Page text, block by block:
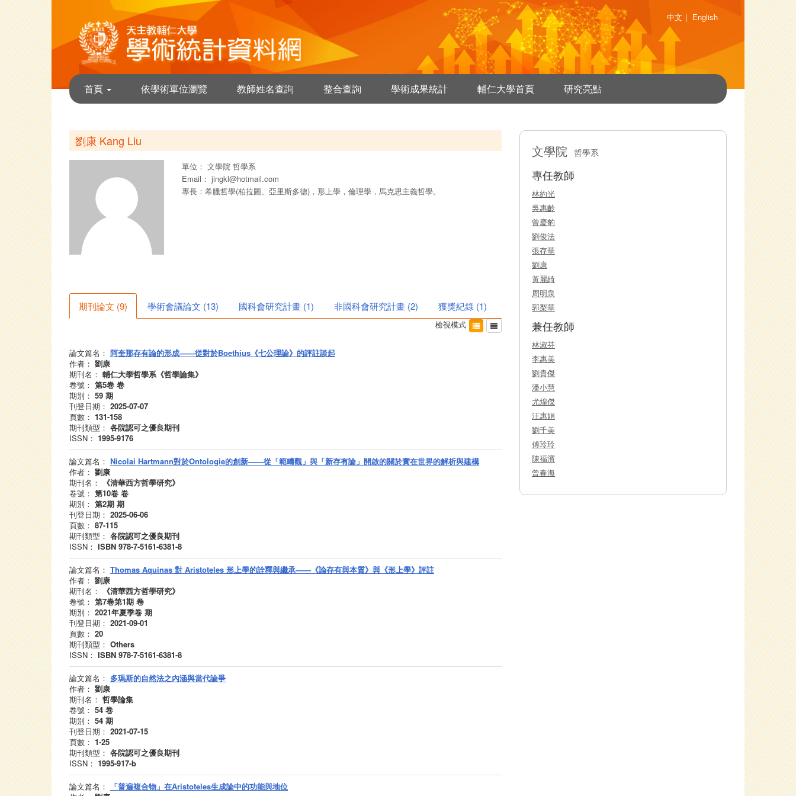
中文 | English
首頁 依學術單位瀏覽 教師姓名查詢 整合查詢 學術成果統計 輔仁大學首頁 研究亮點
劉康 Kang Liu
單位： 文學院 哲學系
Email： jingkl@hotmail.com
專長：希臘哲學(柏拉圖、亞里斯多德)，形上學，倫理學，馬克思主義哲學。
期刊論文 (9) 學術會議論文 (13) 國科會研究計畫 (1) 非國科會研究計畫 (2) 獲獎紀錄 (1)
檢視模式
論文篇名： 阿奎那存有論的形成——從對於Boethius《七公理論》的評註談起
作者： 劉康
期刊名： 輔仁大學哲學系《哲學論集》
卷號： 第5卷 卷
期別： 59 期
刊登日期： 2025-07-07
頁數： 131-158
期刊類型： 各院認可之優良期刊
ISSN： 1995-9176
論文篇名： Nicolai Hartmann對於Ontologie的創新——從「範疇觀」與「新存有論」開啟的關於實在世界的解析與建構
作者： 劉康
期刊名：
《清華西方哲學研究》
卷號： 第10卷 卷
期別： 第2期 期
刊登日期： 2025-06-06
頁數： 87-115
期刊類型： 各院認可之優良期刊
ISSN： ISBN 978-7-5161-6381-8
論文篇名： Thomas Aquinas 對 Aristoteles 形上學的詮釋與繼承——《論存有與本質》與《形上學》評註
作者： 劉康
期刊名：
《清華西方哲學研究》
卷號： 第7卷第1期 卷
期別： 2021年夏季卷 期
刊登日期： 2021-09-01
頁數： 20
期刊類型： Others
ISSN： ISBN 978-7-5161-6381-8
論文篇名： 多瑪斯的自然法之內涵與當代論爭
作者： 劉康
期刊名： 哲學論集
卷號： 54 卷
期別： 54 期
刊登日期： 2021-07-15
頁數： 1-25
期刊類型： 各院認可之優良期刊
ISSN： 1995-917-b
論文篇名：
「普遍複合物」在Aristoteles生成論中的功能與地位
文學院 哲學系
專任教師
林約光
吳惠齡
曾慶豹
劉俊法
張存華
劉康
黃麗綺
周明泉
郭梨華
兼任教師
林淑芬
李惠美
劉貴傑
潘小慧
尤煌傑
汪惠娟
劉千美
傅玲玲
陳福濱
曾春海